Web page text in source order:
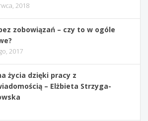
2018
zobowiązań – czy to w ogóle
2017
życia dzięki pracy z
– Elżbieta Strzyga-